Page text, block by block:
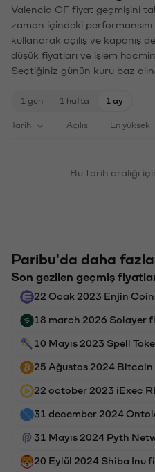
Valencia CF fiyat geçmişini
zaman içindeki
kullanarak açılış ve kapanış
düşük fiyatları ve işlem
Seçtiğiniz günün kuru baz
1 gün 1 hafta 1 ay
Tarih Açılış En yüksek
Bu tarih aralığı
Paribu'da daha
Son gezilen geçmiş
22 Ocak 2023 Enjin Coin
18 march 2026 Solayer
10 Mayıs 2023 Spell
25 Ağustos 2024 Bitcoin
22 october 2023 iExec
31 december 2024
31 Mayıs 2024 Pyth
20 Eylül 2024 Shiba Inu